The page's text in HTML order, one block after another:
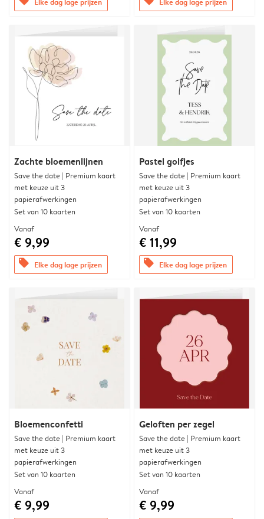
Zachte bloemenlijnen
Save the date | Premium kaart
met keuze uit 3
papierafwerkingen
Set van 10 kaarten
Vanaf
€ 9,99
offers Elke dag lage prijzen
Pastel golfjes
Save the date | Premium kaart
met keuze uit 3
papierafwerkingen
Set van 10 kaarten
Vanaf
€ 11,99
offers Elke dag lage prijzen
Bloemenconfetti
Save the date | Premium kaart
met keuze uit 3
papierafwerkingen
Set van 10 kaarten
Vanaf
€ 9,99
Geloften per zegel
Save the date | Premium kaart
met keuze uit 3
papierafwerkingen
Set van 10 kaarten
Vanaf
€ 9,99